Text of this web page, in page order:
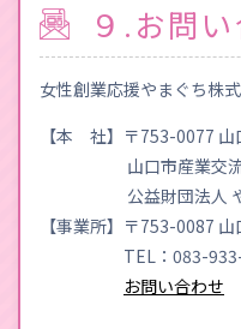
９.お問
女性創業応援やまぐち株
【本 社】〒753-0077 山
山口市産業交流
公益財団法人 やま
【事業所】〒753-0087
TEL：083-933-
お問い合わせ